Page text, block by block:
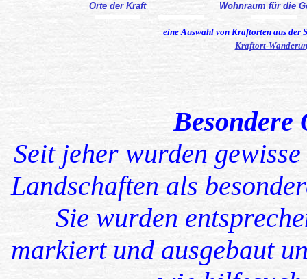
Orte der Kraft Wohnraum für die
eine Auswahl von Kraftorten aus der
Kraftort-
Besondere
Seit jeher wurden
Landschaften als
Sie wurden
markiert und ausgebaut